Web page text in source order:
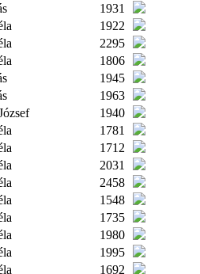
1931
1922
2295
1806
1945
1963
1940
1781
1712
2031
2458
1548
1735
1980
1995
1692